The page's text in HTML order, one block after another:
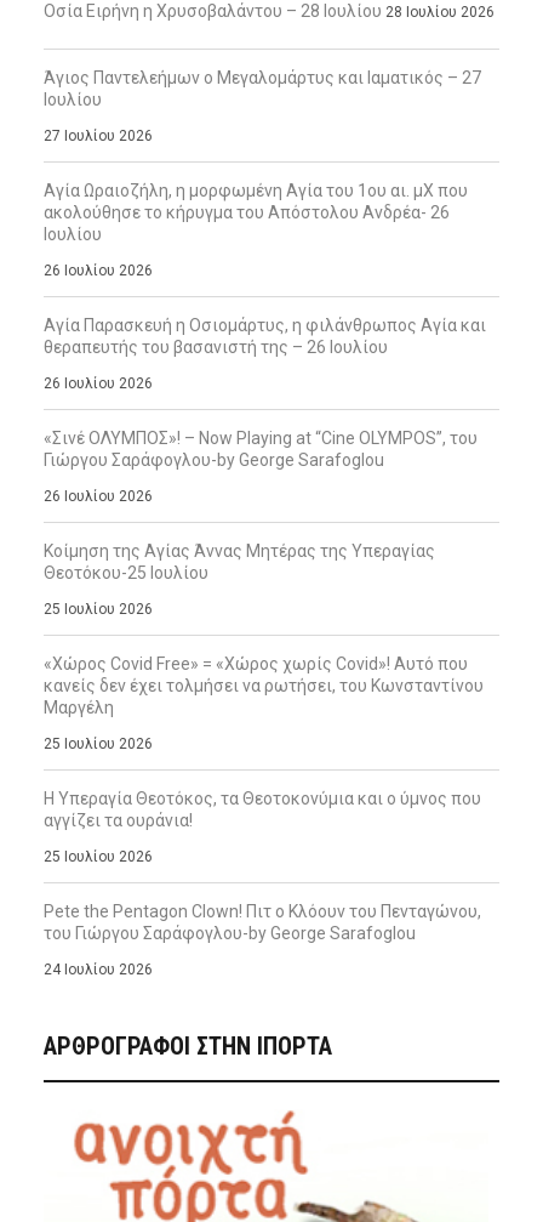
Οσία Ειρήνη η Χρυσοβαλάντου – 28 Ιουλίου 28 Ιουλίου 2026
Άγιος Παντελεήμων ο Μεγαλομάρτυς και Ιαματικός – 27
Ιουλίου
27 Ιουλίου 2026
Αγία Ωραιοζήλη, η μορφωμένη Αγία του 1ου αι. μΧ που
ακολούθησε το κήρυγμα του Απόστολου Ανδρέα- 26
Ιουλίου
26 Ιουλίου 2026
Αγία Παρασκευή η Οσιομάρτυς, η φιλάνθρωπος Αγία και
θεραπευτής του βασανιστή της – 26 Ιουλίου
26 Ιουλίου 2026
«Σινέ ΟΛΥΜΠΟΣ»! – Now Playing at “Cine OLYMPOS”, του
Γιώργου Σαράφογλου-by George Sarafoglou
26 Ιουλίου 2026
Κοίμηση της Αγίας Άννας Μητέρας της Υπεραγίας
Θεοτόκου-25 Ιουλίου
25 Ιουλίου 2026
«Χώρος Covid Free» = «Χώρος χωρίς Covid»! Αυτό που
κανείς δεν έχει τολμήσει να ρωτήσει, του Κωνσταντίνου
Μαργέλη
25 Ιουλίου 2026
Η Υπεραγία Θεοτόκος, τα Θεοτοκονύμια και ο ύμνος που
αγγίζει τα ουράνια!
25 Ιουλίου 2026
Pete the Pentagon Clown! Πιτ ο Κλόουν του Πενταγώνου,
του Γιώργου Σαράφογλου-by George Sarafoglou
24 Ιουλίου 2026
ΑΡΘΡΟΓΡΑΦΟΙ ΣΤΗΝ IΠΟΡΤΑ